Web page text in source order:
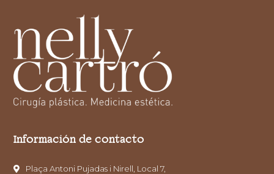
Información de contacto
Plaça Antoni Pujadas i Nirell, Local 7,